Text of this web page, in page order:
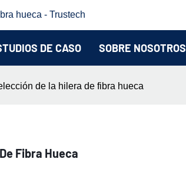
hueca - Trustech
DE CASO SOBRE NOSOTROS
de la hilera de fibra hueca
Fibra Hueca